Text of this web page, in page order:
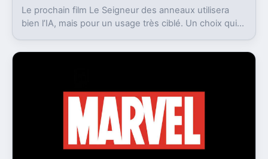
Le prochain film Le Seigneur des anneaux utilisera
bien l’IA, mais pour un usage très ciblé. Un choix qui